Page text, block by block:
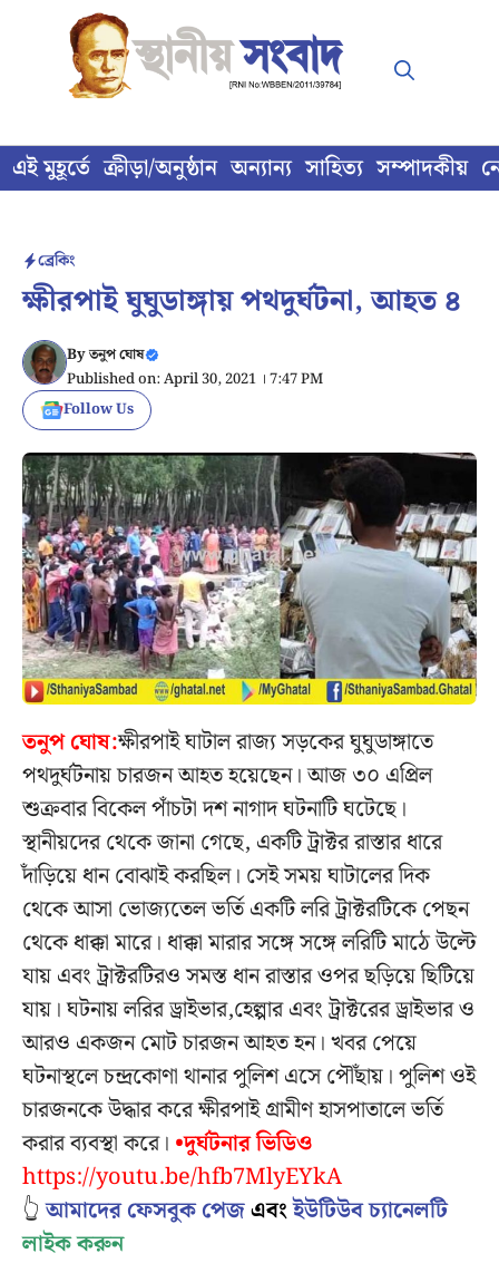
content
এই মুহূর্তে ক্রীড়া/অনুষ্ঠান অন্যান্য সাহিত্য সম্পাদকীয়
ব্রেকিং
ক্ষীরপাই ঘুঘুডাঙ্গায় পথদুর্ঘটনা, আহত ৪
Byতনুপ ঘোষ
Published on: April 30, 2021 । 7:47 PM
Follow Us
তনুপ ঘোষ:ক্ষীরপাই ঘাটাল রাজ্য সড়কের ঘুঘুডাঙ্গাতে
পথদুর্ঘটনায় চারজন আহত হয়েছেন। আজ ৩০ এপ্রিল
শুক্রবার বিকেল পাঁচটা দশ নাগাদ ঘটনাটি ঘটেছে।
স্থানীয়দের থেকে জানা গেছে, একটি ট্রাক্টর রাস্তার ধারে
দাঁড়িয়ে ধান বোঝাই করছিল। সেই সময় ঘাটালের দিক
থেকে আসা ভোজ্যতেল ভর্তি একটি লরি ট্রাক্টরটিকে পেছন
থেকে ধাক্কা মারে। ধাক্কা মারার সঙ্গে সঙ্গে লরিটি মাঠে উল্টে
যায় এবং ট্রাক্টরটিরও সমস্ত ধান রাস্তার ওপর ছড়িয়ে ছিটিয়ে
যায়। ঘটনায় লরির ড্রাইভার,হেল্পার এবং ট্রাক্টরের ড্রাইভার ও
আরও একজন মোট চারজন আহত হন। খবর পেয়ে
ঘটনাস্থলে চন্দ্রকোণা থানার পুলিশ এসে পৌঁছায়। পুলিশ ওই
চারজনকে উদ্ধার করে ক্ষীরপাই গ্রামীণ হাসপাতালে ভর্তি
করার ব্যবস্থা করে। •দুর্ঘটনার ভিডিও
https://youtu.be/hfb7MlyEYkA
👆আমাদের ফেসবুক পেজএবংইউটিউব চ্যানেলটি
লাইক করুন